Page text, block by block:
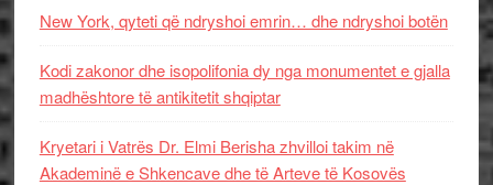
New York, qyteti që ndryshoi emrin… dhe ndryshoi botën
Kodi zakonor dhe isopolifonia dy nga monumentet e gjalla
madhështore të antikitetit shqiptar
Kryetari i Vatrës Dr. Elmi Berisha zhvilloi takim në
Akademinë e Shkencave dhe të Arteve të Kosovës